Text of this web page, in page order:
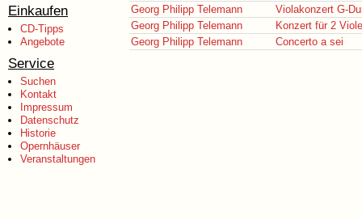
Einkaufen
CD-Tipps
Angebote
Service
Suchen
Kontakt
Impressum
Datenschutz
Historie
Opernhäuser
Veranstaltungen
Georg Philipp Telemann
Violakonzert G-
Georg Philipp Telemann
Konzert für 2
Georg Philipp Telemann
Concerto a sei